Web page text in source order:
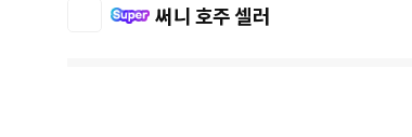
써니 호주 셀러